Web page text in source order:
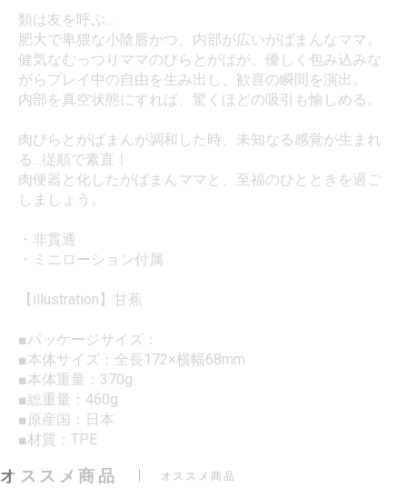
類は友を呼ぶ…
肥大で卑猥な小陰唇かつ、内部が広いがばまんなママ。
健気なむっつりママのびらとがばが、優しく包み込みな
がらプレイ中の自由を生み出し、歓喜の瞬間を演出。
内部を真空状態にすれば、驚くほどの吸引も愉しめる。
肉びらとがばまんが調和した時、未知なる感覚が生まれ
る…従順で素直！
肉便器と化したがばまんママと、至福のひとときを過ご
しましょう。
・非貫通
・ミニローション付属
【illustration】甘蕉
■パッケージサイズ：
■本体サイズ：全長172×横幅68mm
■本体重量：370g
■総重量：460g
■原産国：日本
■材質：TPE
オススメ商品 オススメ商品